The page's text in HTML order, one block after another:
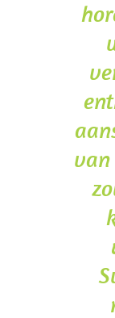
van